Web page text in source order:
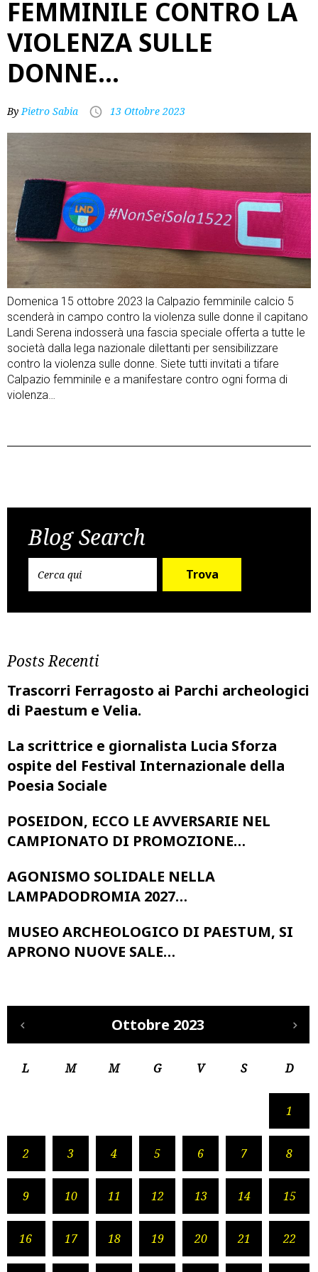
FEMMINILE CONTRO LA
VIOLENZA SULLE
DONNE…
ByPietro Sabia 13 Ottobre 2023
Domenica 15 ottobre 2023 la Calpazio femminile calcio 5
scenderà in campo contro la violenza sulle donne il capitano
Landi Serena indosserà una fascia speciale offerta a tutte le
società dalla lega nazionale dilettanti per sensibilizzare
contro la violenza sulle donne. Siete tutti invitati a tifare
Calpazio femminile e a manifestare contro ogni forma di
violenza…
navigation
Blog Search
Trova
Posts Recenti
Trascorri Ferragosto ai Parchi archeologici
di Paestum e Velia.
La scrittrice e giornalista Lucia Sforza
ospite del Festival Internazionale della
Poesia Sociale
POSEIDON, ECCO LE AVVERSARIE NEL
CAMPIONATO DI PROMOZIONE…
AGONISMO SOLIDALE NELLA
LAMPADODROMIA 2027…
MUSEO ARCHEOLOGICO DI PAESTUM, SI
APRONO NUOVE SALE…
Ottobre 2023
L M M G V S D
1
2 3 4 5 6 7 8
9 10 11 12 13 14 15
16 17 18 19 20 21 22